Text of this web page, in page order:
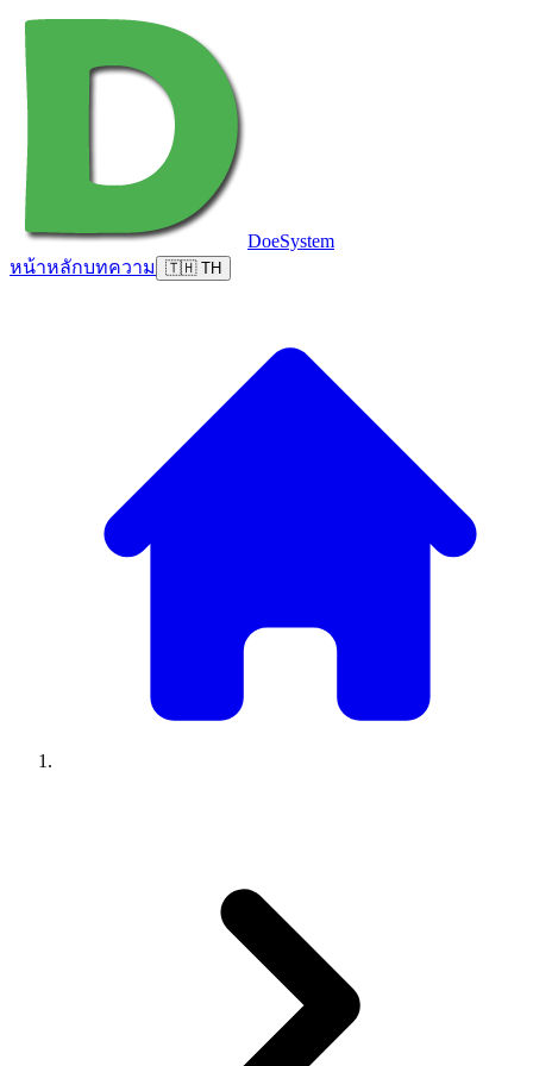
DoeSystem
หน้าหลักบทความ 🇹🇭 TH